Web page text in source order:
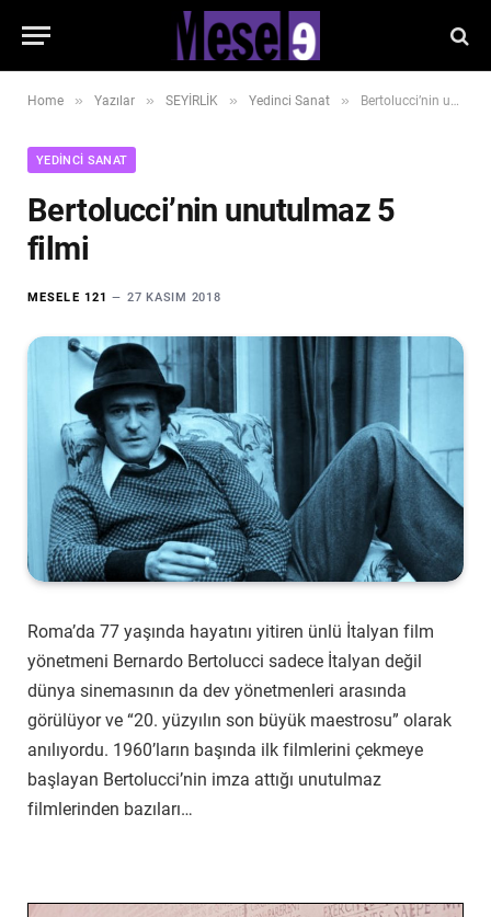
Home » Yazılar » SEYİRLİK » Yedinci Sanat » Bertolucci’nin unutulmaz 5 filmi
YEDINCI SANAT
Bertolucci’nin unutulmaz 5
filmi
MESELE 121 27 KASIM 2018
Roma’da 77 yaşında hayatını yitiren ünlü İtalyan film
yönetmeni Bernardo Bertolucci sadece İtalyan değil
dünya sinemasının da dev yönetmenleri arasında
görülüyor ve “20. yüzyılın son büyük maestrosu” olarak
anılıyordu. 1960’ların başında ilk filmlerini çekmeye
başlayan Bertolucci’nin imza attığı unutulmaz
filmlerinden bazıları…